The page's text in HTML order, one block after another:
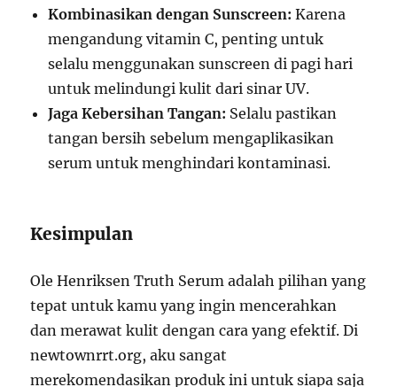
Kombinasikan dengan Sunscreen: Karena
mengandung vitamin C, penting untuk
selalu menggunakan sunscreen di pagi hari
untuk melindungi kulit dari sinar UV.
Jaga Kebersihan Tangan: Selalu pastikan
tangan bersih sebelum mengaplikasikan
serum untuk menghindari kontaminasi.
Kesimpulan
Ole Henriksen Truth Serum adalah pilihan yang
tepat untuk kamu yang ingin mencerahkan
dan merawat kulit dengan cara yang efektif. Di
newtownrrt.org, aku sangat
merekomendasikan produk ini untuk siapa saja